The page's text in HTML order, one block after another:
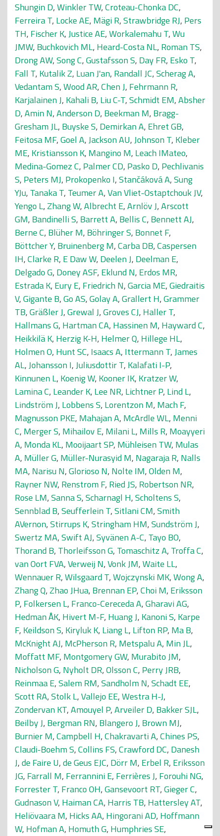
Shungin D,Winkler TW,Croteau-Chonka DC,
Ferreira T, Locke AE, Mägi R,Strawbridge RJ, Pers
TH, Fischer K,Justice AE,Workalemahu T,Wu
JMW, Buchkovich ML, Heard-Costa NL, Roman TS,
Drong AW,Song C,Gustafsson S, Day FR, Esko T,
Fall T, Kutalik Z, Luan J'an, Randall JC,Scherag A,
Vedantam S,Wood AR,Chen J, Fehrmann R,
Karjalainen J, Kahali B, Liu C-T,Schmidt EM,Absher
D,Amin N,Anderson D, Beekman M, Bragg-
Gresham JL, Buyske S, Demirkan A, Ehret GB,
Feitosa MF,Goel A,Jackson AU,Johnson T, Kleber
ME, Kristiansson K, Mangino M, Leach IMateo,
Medina-Gomez C, Palmer CD, Pasko D, Pechlivanis
S, Peters MJ, Prokopenko I,Stančáková A,Sung
YJu, Tanaka T, Teumer A,Van Vliet-Ostaptchouk JV,
Yengo L,Zhang W,Albrecht E,Arnlöv J,Arscott
GM, Bandinelli S, Barrett A, Bellis C, Bennett AJ,
Berne C, Blüher M, Böhringer S, Bonnet F,
Böttcher Y, Bruinenberg M,Carba DB,Caspersen
IH,Clarke R, E Daw W, Deelen J, Deelman E,
Delgado G, Doney ASF, Eklund N, Erdos MR,
Estrada K, Eury E, Friedrich N,Garcia ME,Giedraitis
V,Gigante B,Go AS,Golay A,Grallert H,Grammer
TB,Gräßler J,Grewal J,Groves CJ, Haller T,
Hallmans G, Hartman CA, Hassinen M, Hayward C,
Heikkilä K, Herzig K-H, Helmer Q, Hillege HL,
Holmen O, Hunt SC, Isaacs A, Ittermann T,James
AL,Johansson I,Juliusdottir T, Kalafati I-P,
Kinnunen L, Koenig W, Kooner IK, Kratzer W,
Lamina C, Leander K, Lee NR, Lichtner P, Lind L,
Lindström J, Lobbens S, Lorentzon M, Mach F,
Magnusson PKE, Mahajan A, McArdle WL, Menni
C, Merger S, Mihailov E, Milani L, Mills R, Moayyeri
A, Monda KL, Mooijaart SP, Mühleisen TW, Mulas
A, Müller G, Müller-Nurasyid M, Nagaraja R, Nalls
MA, Narisu N,Glorioso N, Nolte IM,Olden M,
Rayner NW, Renstrom F, Ried JS, Robertson NR,
Rose LM,Sanna S,Scharnagl H,Scholtens S,
Sennblad B,Seufferlein T,Sitlani CM,Smith
AVernon,Stirrups K,Stringham HM,Sundström J,
Swertz MA,Swift AJ,Syvänen A-C, Tayo BO,
Thorand B, Thorleifsson G, Tomaschitz A, Troffa C,
van Oort FVA,Verweij N,Vonk JM,Waite LL,
Wennauer R,Wilsgaard T,Wojczynski MK,Wong A,
Zhang Q,Zhao JHua, Brennan EP,Choi M, Eriksson
P, Folkersen L, Franco-Cereceda A,Gharavi AG,
Hedman ÅK, Hivert M-F, Huang J, Kanoni S, Karpe
F, Keildson S, Kiryluk K, Liang L, Lifton RP, Ma B,
McKnight AJ, McPherson R, Metspalu A, Min JL,
Moffatt MF, Montgomery GW, Murabito JM,
Nicholson G, Nyholt DR,Olsson C, Perry JRB,
Reinmaa E,Salem RM,Sandholm N,Schadt EE,
Scott RA,Stolk L,Vallejo EE,Westra H-J,
Zondervan KT,Amouyel P,Arveiler D, Bakker SJL,
Beilby J, Bergman RN, Blangero J, Brown MJ,
Burnier M,Campbell H,Chakravarti A,Chines PS,
Claudi-Boehm S,Collins FS,Crawford DC, Danesh
J,de Faire U,de Geus EJC, Dörr M, Erbel R, Eriksson
JG, Farrall M, Ferrannini E, Ferrières J, Forouhi NG,
Forrester T, Franco OH,Gansevoort RT,Gieger C,
Gudnason V, Haiman CA, Harris TB, Hattersley AT,
Heliövaara M, Hicks AA, Hingorani AD, Hoffmann
W, Hofman A, Homuth G, Humphries SE,